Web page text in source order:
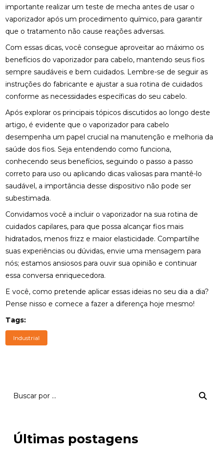
importante realizar um teste de mecha antes de usar o
vaporizador após um procedimento químico, para garantir
que o tratamento não cause reações adversas.
Com essas dicas, você consegue aproveitar ao máximo os
benefícios do vaporizador para cabelo, mantendo seus fios
sempre saudáveis e bem cuidados. Lembre-se de seguir as
instruções do fabricante e ajustar a sua rotina de cuidados
conforme as necessidades específicas do seu cabelo.
Após explorar os principais tópicos discutidos ao longo deste
artigo, é evidente que o vaporizador para cabelo
desempenha um papel crucial na manutenção e melhoria da
saúde dos fios. Seja entendendo como funciona,
conhecendo seus benefícios, seguindo o passo a passo
correto para uso ou aplicando dicas valiosas para mantê-lo
saudável, a importância desse dispositivo não pode ser
subestimada.
Convidamos você a incluir o vaporizador na sua rotina de
cuidados capilares, para que possa alcançar fios mais
hidratados, menos frizz e maior elasticidade. Compartilhe
suas experiências ou dúvidas, envie uma mensagem para
nós; estamos ansiosos para ouvir sua opinião e continuar
essa conversa enriquecedora.
E você, como pretende aplicar essas ideias no seu dia a dia?
Pense nisso e comece a fazer a diferença hoje mesmo!
Tags:
Industrial
Últimas postagens